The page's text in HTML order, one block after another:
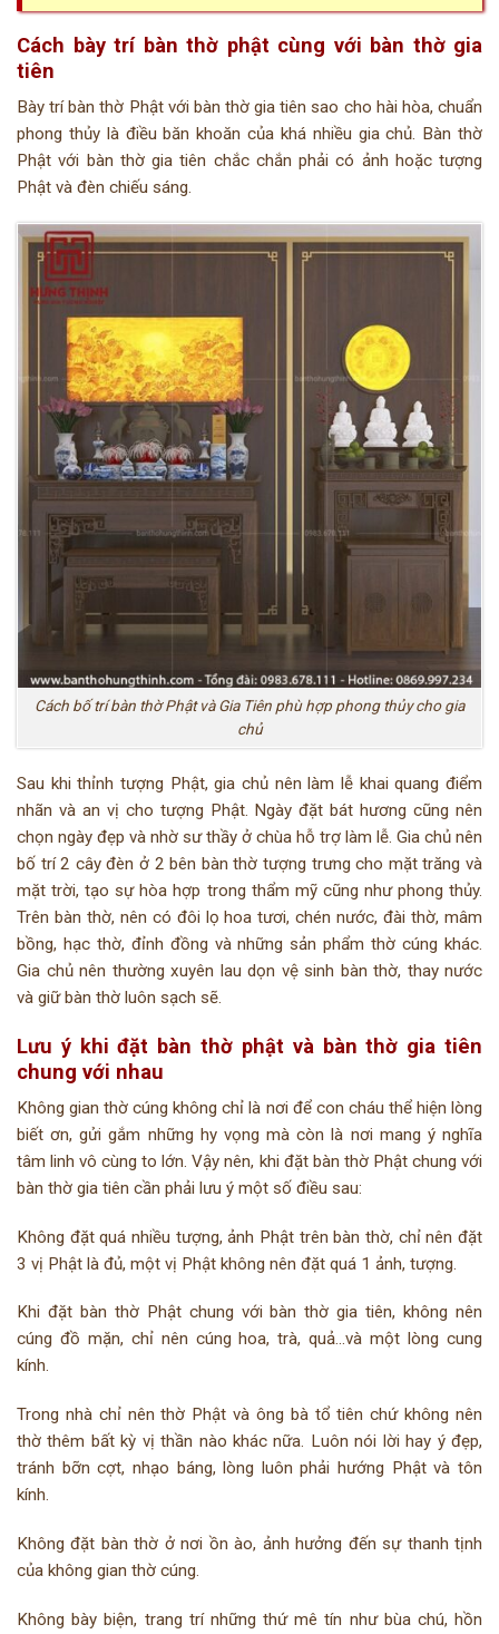
Cách bày trí bàn thờ phật cùng với bàn thờ gia
tiên
Bày trí bàn thờ Phật với bàn thờ gia tiên sao cho hài hòa, chuẩn
phong thủy là điều băn khoăn của khá nhiều gia chủ. Bàn thờ
Phật với bàn thờ gia tiên chắc chắn phải có ảnh hoặc tượng
Phật và đèn chiếu sáng.
Cách bố trí bàn thờ Phật và Gia Tiên phù hợp phong thủy cho gia
chủ
Sau khi thỉnh tượng Phật, gia chủ nên làm lễ khai quang điểm
nhãn và an vị cho tượng Phật. Ngày đặt bát hương cũng nên
chọn ngày đẹp và nhờ sư thầy ở chùa hỗ trợ làm lễ. Gia chủ nên
bố trí 2 cây đèn ở 2 bên bàn thờ tượng trưng cho mặt trăng và
mặt trời, tạo sự hòa hợp trong thẩm mỹ cũng như phong thủy.
Trên bàn thờ, nên có đôi lọ hoa tươi, chén nước, đài thờ, mâm
bồng, hạc thờ, đỉnh đồng và những sản phẩm thờ cúng khác.
Gia chủ nên thường xuyên lau dọn vệ sinh bàn thờ, thay nước
và giữ bàn thờ luôn sạch sẽ.
Lưu ý khi đặt bàn thờ phật và bàn thờ gia tiên
chung với nhau
Không gian thờ cúng không chỉ là nơi để con cháu thể hiện lòng
biết ơn, gửi gắm những hy vọng mà còn là nơi mang ý nghĩa
tâm linh vô cùng to lớn. Vậy nên, khi đặt bàn thờ Phật chung với
bàn thờ gia tiên cần phải lưu ý một số điều sau:
Không đặt quá nhiều tượng, ảnh Phật trên bàn thờ, chỉ nên đặt
3 vị Phật là đủ, một vị Phật không nên đặt quá 1 ảnh, tượng.
Khi đặt bàn thờ Phật chung với bàn thờ gia tiên, không nên
cúng đồ mặn, chỉ nên cúng hoa, trà, quả…và một lòng cung
kính.
Trong nhà chỉ nên thờ Phật và ông bà tổ tiên chứ không nên
thờ thêm bất kỳ vị thần nào khác nữa. Luôn nói lời hay ý đẹp,
tránh bỡn cợt, nhạo báng, lòng luôn phải hướng Phật và tôn
kính.
Không đặt bàn thờ ở nơi ồn ào, ảnh hưởng đến sự thanh tịnh
của không gian thờ cúng.
Không bày biện, trang trí những thứ mê tín như bùa chú, hồn